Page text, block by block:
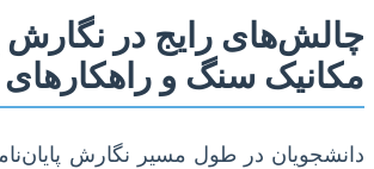
چالش‌های رایج در نگارش
مکانیک سنگ و
دانشجویان در طول مسیر نگارش